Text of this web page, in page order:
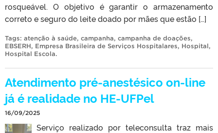
rosqueável. O objetivo é garantir o armazenamento
correto e seguro do leite doado por mães que estão […]
Tags: atenção à saúde, campanha, campanha de doações,
EBSERH, Empresa Brasileira de Serviços Hospitalares, Hospital,
Hospital Escola.
Atendimento pré-anestésico on-line
já é realidade no HE-UFPel
16/09/2025
Serviço realizado por teleconsulta traz mais